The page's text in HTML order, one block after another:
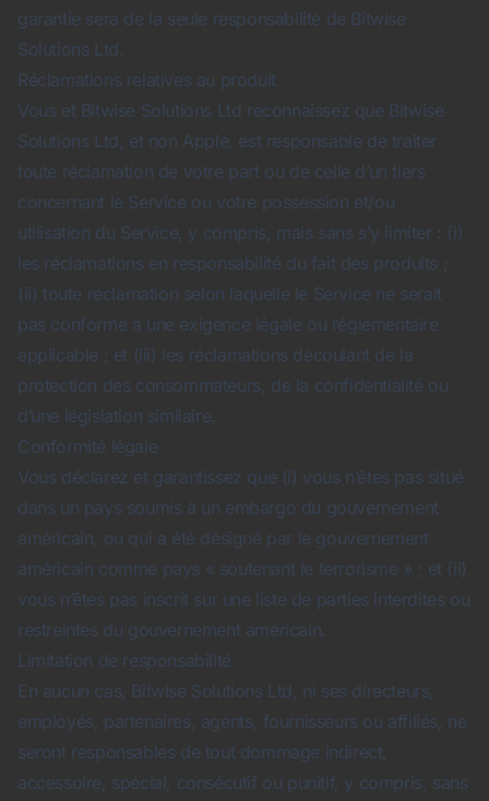
garantie sera de la seule responsabilité de Bitwise
Solutions Ltd.
Réclamations relatives au produit
Vous et Bitwise Solutions Ltd reconnaissez que Bitwise
Solutions Ltd, et non Apple, est responsable de traiter
toute réclamation de votre part ou de celle d’un tiers
concernant le Service ou votre possession et/ou
utilisation du Service, y compris, mais sans s’y limiter : (i)
les réclamations en responsabilité du fait des produits ;
(ii) toute réclamation selon laquelle le Service ne serait
pas conforme à une exigence légale ou réglementaire
applicable ; et (iii) les réclamations découlant de la
protection des consommateurs, de la confidentialité ou
d’une législation similaire.
Conformité légale
Vous déclarez et garantissez que (i) vous n’êtes pas situé
dans un pays soumis à un embargo du gouvernement
américain, ou qui a été désigné par le gouvernement
américain comme pays « soutenant le terrorisme » ; et (ii)
vous n’êtes pas inscrit sur une liste de parties interdites ou
restreintes du gouvernement américain.
Limitation de responsabilité
En aucun cas, Bitwise Solutions Ltd, ni ses directeurs,
employés, partenaires, agents, fournisseurs ou affiliés, ne
seront responsables de tout dommage indirect,
accessoire, spécial, consécutif ou punitif, y compris, sans